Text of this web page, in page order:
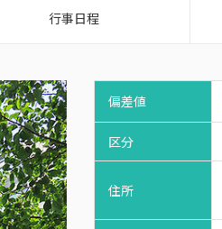
行事日程
偏差値
区分
住所